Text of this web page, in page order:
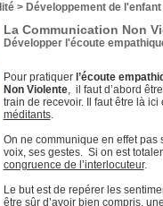
> Développement de l'enfant
La Communication Non
Développer l'écoute
Pour pratiquer l’écoute
Non Violente, il faut d’abord
train de recevoir. Il faut être là
méditants.
On ne communique en effet pas
voix, ses gestes. Si on est
congruence de l’interlocuteur.
Le but est de repérer les
être sûr d’avoir bien compris,